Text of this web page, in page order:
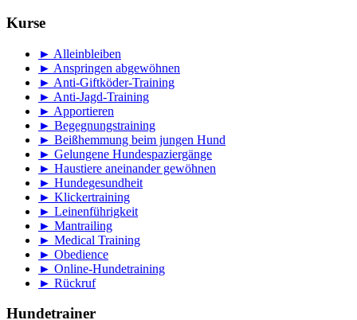
Kurse
► Alleinbleiben
► Anspringen abgewöhnen
► Anti-Giftköder-Training
► Anti-Jagd-Training
► Apportieren
► Begegnungstraining
► Beißhemmung beim jungen Hund
► Gelungene Hundespaziergänge
► Haustiere aneinander gewöhnen
► Hundegesundheit
► Klickertraining
► Leinenführigkeit
► Mantrailing
► Medical Training
► Obedience
► Online-Hundetraining
► Rückruf
Hundetrainer